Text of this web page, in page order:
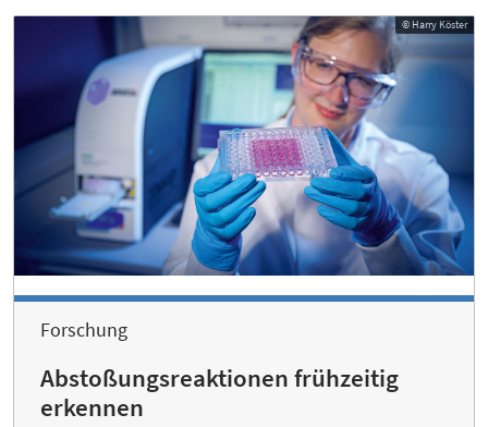
© Harry Köster
Forschung
Abstoßungsreaktionen frühzeitig
erkennen